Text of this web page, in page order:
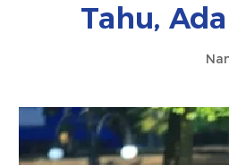
Tahu,